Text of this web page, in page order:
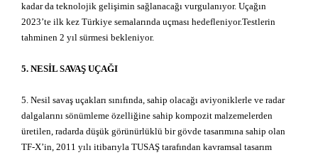
kadar da teknolojik gelişimin sağlanacağı vurgulanıyor. Uçağın
2023’te ilk kez Türkiye semalarında uçması hedefleniyor.Testlerin
tahminen 2 yıl sürmesi bekleniyor.
5. NESİL SAVAŞ UÇAĞI
5. Nesil savaş uçakları sınıfında, sahip olacağı aviyoniklerle ve radar
dalgalarını sönümleme özelliğine sahip kompozit malzemelerden
üretilen, radarda düşük görünürlüklü bir gövde tasarımına sahip olan
TF-X’in, 2011 yılı itibarıyla TUSAŞ tarafından kavramsal tasarım